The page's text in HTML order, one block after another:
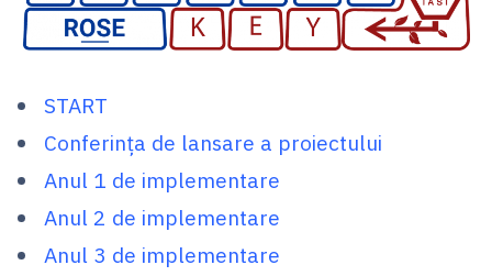
START
Conferința de lansare a proiectului
Anul 1 de implementare
Anul 2 de implementare
Anul 3 de implementare